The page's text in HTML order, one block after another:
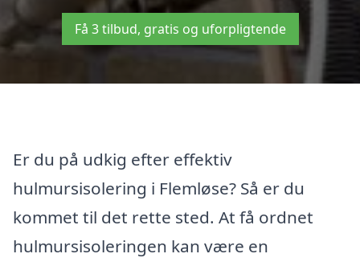
Få 3 tilbud, gratis og uforpligtende
Er du på udkig efter effektiv
hulmursisolering i Flemløse? Så er du
kommet til det rette sted. At få ordnet
hulmursisoleringen kan være en